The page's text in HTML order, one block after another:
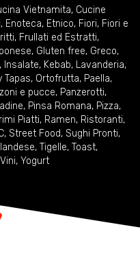
Vietnamita, Cucine
, Enoteca, Etnico, Fiori, Fiori e
, Frullati ed Estratti,
, Gluten free, Greco,
, Insalate, Kebab, Lavanderia,
Tapas, Ortofrutta, Paella,
e pucce, Panzerotti,
, Pinsa Romana, Pizza,
Piatti, Ramen, Ristoranti,
, Street Food, Sughi Pronti,
, Tigelle, Toast,
Vini, Yogurt